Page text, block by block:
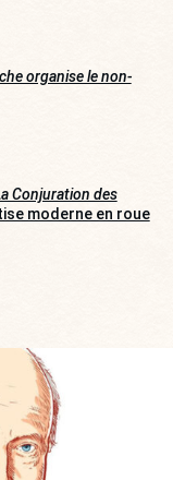
organise le non-
Conjuration des
moderne en roue